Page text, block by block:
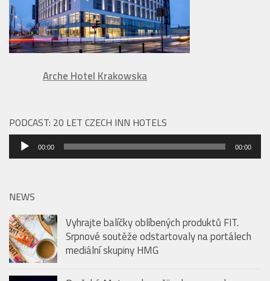
Arche Hotel Krakowska
PODCAST: 20 LET CZECH INN HOTELS
Audio
přehrávač
00:00 00:00
NEWS
Vyhrajte balíčky oblíbených produktů FIT.
Srpnové soutěže odstartovaly na portálech
mediální skupiny HMG